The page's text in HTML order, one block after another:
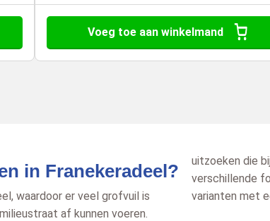
Voeg toe aan winkelmand
in Franekeradeel?
waardoor er veel grofvuil is
af kunnen voeren.
uitzoeken die
verschillende
varianten met